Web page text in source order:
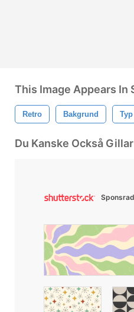
This Image Appears In
Retro Bakgrund Typ
Du Kanske Också Gillar